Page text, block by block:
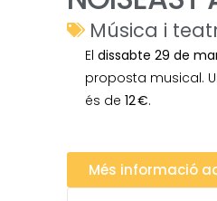
Música i
El dissabte 29 de
proposta musical.
és de 12 €.
Més informació